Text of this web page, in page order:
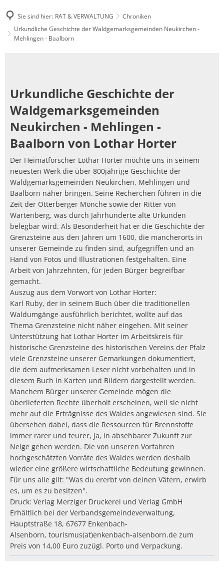
Sie sind hier: RAT & VERWALTUNG
Chroniken
Urkundliche Geschichte der Waldgemarksgemeinden Neukirchen -
Mehlingen - Baalborn
der
Waldgemarksgemeinden
Neukirchen
Mehlingen
Baalborn
Urkundliche Geschichte der
Waldgemarksgemeinden
Neukirchen - Mehlingen -
Baalborn von Lothar Horter
Der Heimatforscher Lothar Horter möchte uns in seinem
neuesten Werk die über 800jährige Geschichte der
Waldgemarksgemeinden Neukirchen, Mehlingen und
Baalborn näher bringen. Seine Recherchen führen in die
Zeit der Otterberger Mönche sowie der Ritter von
Wartenberg, was durch Jahrhunderte alte Urkunden
belegbar wird. Als Besonderheit hat er die Geschichte der
Grenzsteine aus den Jahren um 1600, die mancherorts in
unserer Gemeinde zu finden sind, aufgegriffen und an
Hand von Fotos und Illustrationen festgehalten. Eine
Arbeit von Jahrzehnten, für jeden Bürger begreifbar
gemacht.
Auszug aus dem Vorwort von Lothar Horter:
Karl Ruby, der in seinem Buch über die traditionellen
Waldumgänge ausführlich berichtet, wollte auf das
Thema Grenzsteine nicht näher eingehen. Mit seiner
Unterstützung hat Lothar Horter im Arbeitskreis für
historische Grenzsteine des historischen Vereins der Pfalz
viele Grenzsteine unserer Gemarkungen dokumentiert,
die dem aufmerksamen Leser nicht vorbehalten und in
diesem Buch in Karten und Bildern dargestellt werden.
Manchem Bürger unserer Gemeinde mögen die
überlieferten Rechte überholt erscheinen, weil sie nicht
mehr auf die Erträgnisse des Waldes angewiesen sind. Sie
übersehen dabei, dass die Ressourcen für Brennstoffe
immer rarer und teurer, ja, in absehbarer Zukunft zur
Neige gehen werden. Die von unseren Vorfahren
hochgeschätzten Vorräte des Waldes werden deshalb
wieder eine größere wirtschaftliche Bedeutung gewinnen.
Für uns alle gilt: "Was du ererbt von deinen Vätern, erwirb
es, um es zu besitzen".
Druck: Verlag Merziger Druckerei und Verlag GmbH
Erhältlich bei der Verbandsgemeindeverwaltung,
Hauptstraße 18, 67677 Enkenbach-
Alsenborn, tourismus(at)enkenbach-alsenborn.de zum
Preis von 14,00 Euro zuzügl. Porto und Verpackung.